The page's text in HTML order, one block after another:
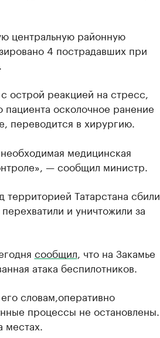
центральную районную
4 пострадавших при
острой реакцией на стресс,
осколочное ранение
переводится в хирургию.
медицинская
— сообщил министр.
Татарстана сбили
и уничтожили за
сообщил , что на Закамье
атака беспилотников.
словам,оперативно
процессы не остановлены.